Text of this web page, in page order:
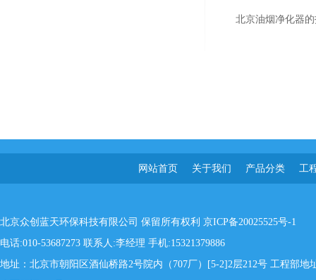
北京油烟净化器
网站首页 关于我们 产品分类 工
北京众创蓝天环保科技有限公司 保留所有权利 京ICP备20025525号-1
电话:010-53687273 联系人:李经理 手机:15321379886
地址：北京市朝阳区酒仙桥路2号院内（707厂）[5-2]2层212号 工程部地